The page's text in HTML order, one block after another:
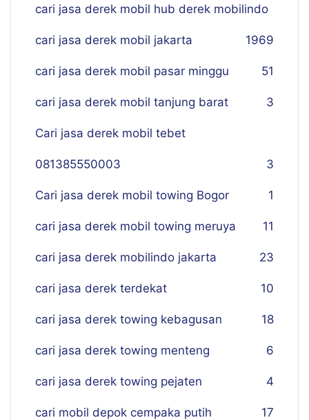
cari jasa derek mobil hub derek mobilindo
69
cari jasa derek mobil jakarta 19
cari jasa derek mobil pasar minggu 51
cari jasa derek mobil tanjung barat 3
Cari jasa derek mobil tebet
081385550003 3
Cari jasa derek mobil towing Bogor 1
cari jasa derek mobil towing meruya 11
cari jasa derek mobilindo jakarta 23
cari jasa derek terdekat 10
cari jasa derek towing kebagusan 18
cari jasa derek towing menteng 6
cari jasa derek towing pejaten 4
cari mobil depok cempaka putih 17